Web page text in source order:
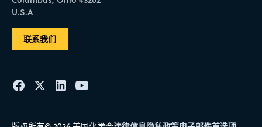
U.S.A
联系我们